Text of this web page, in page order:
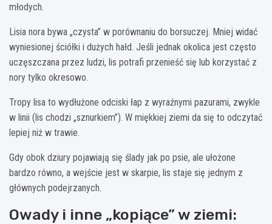
młodych.
Lisia nora bywa „czysta” w porównaniu do borsuczej. Mniej widać
wyniesionej ściółki i dużych hałd. Jeśli jednak okolica jest często
uczęszczana przez ludzi, lis potrafi przenieść się lub korzystać z
nory tylko okresowo.
Tropy lisa to wydłużone odciski łap z wyraźnymi pazurami, zwykle
w linii (lis chodzi „sznurkiem”). W miękkiej ziemi da się to odczytać
lepiej niż w trawie.
Gdy obok dziury pojawiają się ślady jak po psie, ale ułożone
bardzo równo, a wejście jest w skarpie, lis staje się jednym z
głównych podejrzanych.
Owady i inne „kopiące” w ziemi: